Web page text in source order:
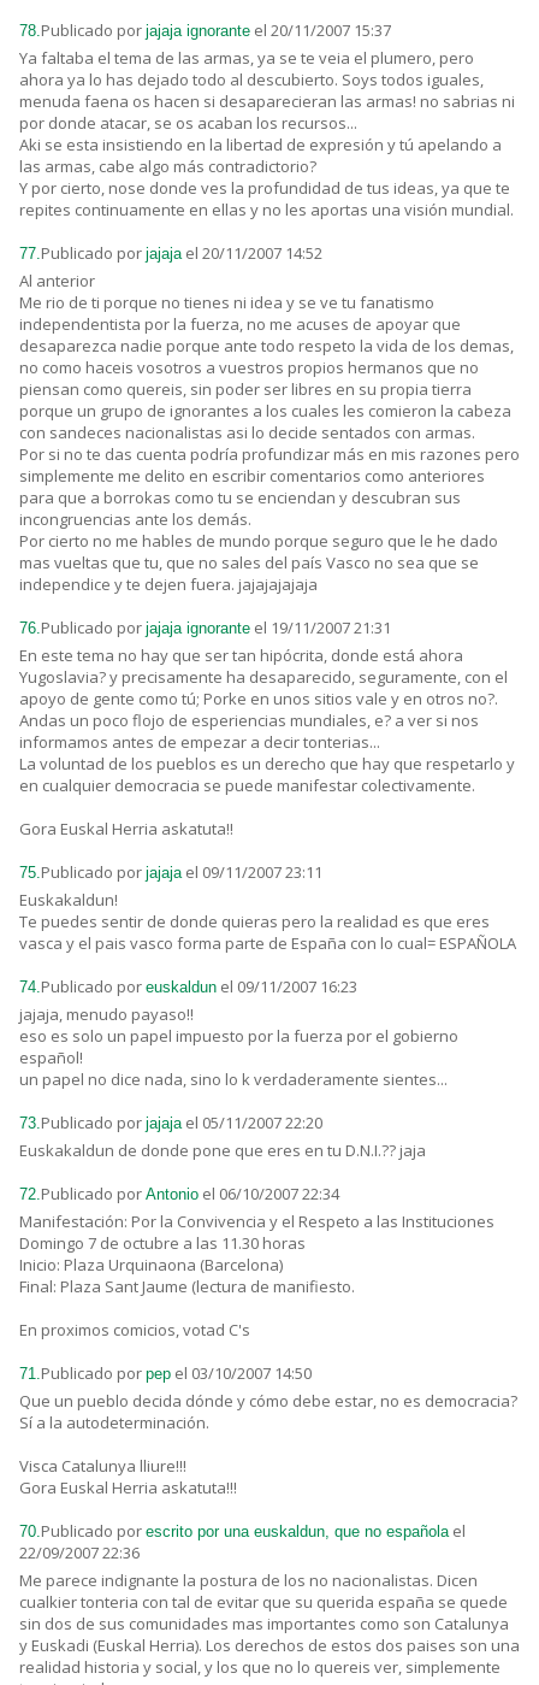
78.Publicado por jajaja ignorante el 20/11/2007 15:37
Ya faltaba el tema de las armas, ya se te veia el plumero, pero
ahora ya lo has dejado todo al descubierto. Soys todos iguales,
menuda faena os hacen si desaparecieran las armas! no sabrias ni
por donde atacar, se os acaban los recursos...
Aki se esta insistiendo en la libertad de expresión y tú apelando a
las armas, cabe algo más contradictorio?
Y por cierto, nose donde ves la profundidad de tus ideas, ya que te
repites continuamente en ellas y no les aportas una visión mundial.
77.Publicado por jajaja el 20/11/2007 14:52
Al anterior
Me rio de ti porque no tienes ni idea y se ve tu fanatismo
independentista por la fuerza, no me acuses de apoyar que
desaparezca nadie porque ante todo respeto la vida de los demas,
no como haceis vosotros a vuestros propios hermanos que no
piensan como quereis, sin poder ser libres en su propia tierra
porque un grupo de ignorantes a los cuales les comieron la cabeza
con sandeces nacionalistas asi lo decide sentados con armas.
Por si no te das cuenta podría profundizar más en mis razones pero
simplemente me delito en escribir comentarios como anteriores
para que a borrokas como tu se enciendan y descubran sus
incongruencias ante los demás.
Por cierto no me hables de mundo porque seguro que le he dado
mas vueltas que tu, que no sales del país Vasco no sea que se
independice y te dejen fuera. jajajajajaja
76.Publicado por jajaja ignorante el 19/11/2007 21:31
En este tema no hay que ser tan hipócrita, donde está ahora
Yugoslavia? y precisamente ha desaparecido, seguramente, con el
apoyo de gente como tú; Porke en unos sitios vale y en otros no?.
Andas un poco flojo de esperiencias mundiales, e? a ver si nos
informamos antes de empezar a decir tonterias...
La voluntad de los pueblos es un derecho que hay que respetarlo y
en cualquier democracia se puede manifestar colectivamente.
Gora Euskal Herria askatuta!!
75.Publicado por jajaja el 09/11/2007 23:11
Euskakaldun!
Te puedes sentir de donde quieras pero la realidad es que eres
vasca y el pais vasco forma parte de España con lo cual= ESPAÑOLA
74.Publicado por euskaldun el 09/11/2007 16:23
jajaja, menudo payaso!!
eso es solo un papel impuesto por la fuerza por el gobierno
español!
un papel no dice nada, sino lo k verdaderamente sientes...
73.Publicado por jajaja el 05/11/2007 22:20
Euskakaldun de donde pone que eres en tu D.N.I.?? jaja
72.Publicado por Antonio el 06/10/2007 22:34
Manifestación: Por la Convivencia y el Respeto a las Instituciones
Domingo 7 de octubre a las 11.30 horas
Inicio: Plaza Urquinaona (Barcelona)
Final: Plaza Sant Jaume (lectura de manifiesto.
En proximos comicios, votad C's
71.Publicado por pep el 03/10/2007 14:50
Que un pueblo decida dónde y cómo debe estar, no es democracia?
Sí a la autodeterminación.
Visca Catalunya lliure!!!
Gora Euskal Herria askatuta!!!
70.Publicado por escrito por una euskaldun, que no española el
22/09/2007 22:36
Me parece indignante la postura de los no nacionalistas. Dicen
cualkier tonteria con tal de evitar que su querida españa se quede
sin dos de sus comunidades mas importantes como son Catalunya
y Euskadi (Euskal Herria). Los derechos de estos dos paises son una
realidad historia y social, y los que no lo quereis ver, simplemente